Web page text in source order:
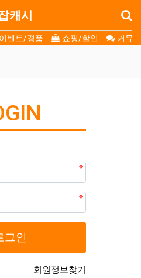
캐시
벤트/경품 쇼핑/할인 커뮤
그인
회원정보찾기